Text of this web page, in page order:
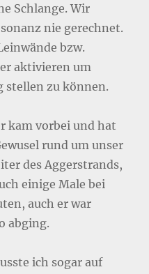
Schlange. Wir
nie gerechnet.
bzw.
aktivieren um
stellen zu können.
kam vorbei und hat
rund um unser
des Aggerstrands,
einige Male bei
auch er war
abging.
ich sogar auf